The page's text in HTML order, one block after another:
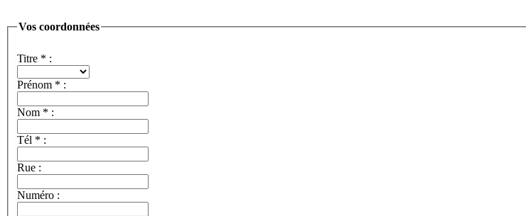
Vos coordonnées
Titre * :
Prénom * :
Nom * :
Tél * :
Rue :
Numéro :